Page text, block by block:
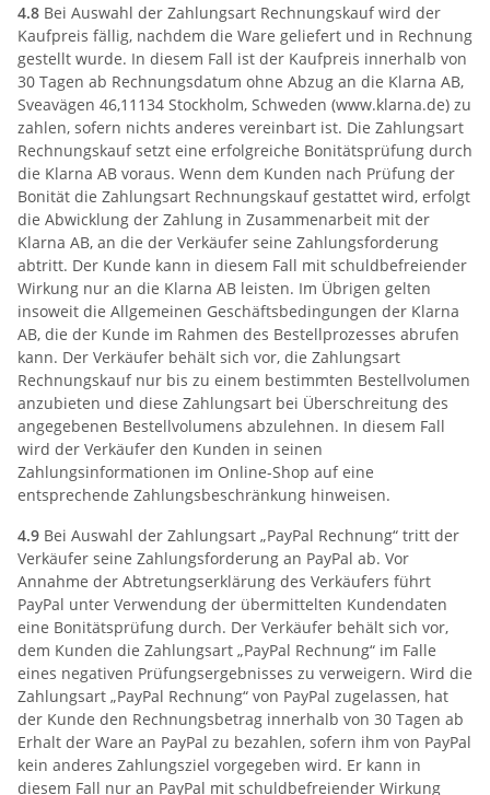
4.8 Bei Auswahl der Zahlungsart Rechnungskauf wird der
Kaufpreis fällig, nachdem die Ware geliefert und in Rechnung
gestellt wurde. In diesem Fall ist der Kaufpreis innerhalb von
30 Tagen ab Rechnungsdatum ohne Abzug an die Klarna AB,
Sveavägen 46,11134 Stockholm, Schweden (www.klarna.de) zu
zahlen, sofern nichts anderes vereinbart ist. Die Zahlungsart
Rechnungskauf setzt eine erfolgreiche Bonitätsprüfung durch
die Klarna AB voraus. Wenn dem Kunden nach Prüfung der
Bonität die Zahlungsart Rechnungskauf gestattet wird, erfolgt
die Abwicklung der Zahlung in Zusammenarbeit mit der
Klarna AB, an die der Verkäufer seine Zahlungsforderung
abtritt. Der Kunde kann in diesem Fall mit schuldbefreiender
Wirkung nur an die Klarna AB leisten. Im Übrigen gelten
insoweit die Allgemeinen Geschäftsbedingungen der Klarna
AB, die der Kunde im Rahmen des Bestellprozesses abrufen
kann. Der Verkäufer behält sich vor, die Zahlungsart
Rechnungskauf nur bis zu einem bestimmten Bestellvolumen
anzubieten und diese Zahlungsart bei Überschreitung des
angegebenen Bestellvolumens abzulehnen. In diesem Fall
wird der Verkäufer den Kunden in seinen
Zahlungsinformationen im Online-Shop auf eine
entsprechende Zahlungsbeschränkung hinweisen.
4.9 Bei Auswahl der Zahlungsart „PayPal Rechnung“ tritt der
Verkäufer seine Zahlungsforderung an PayPal ab. Vor
Annahme der Abtretungserklärung des Verkäufers führt
PayPal unter Verwendung der übermittelten Kundendaten
eine Bonitätsprüfung durch. Der Verkäufer behält sich vor,
dem Kunden die Zahlungsart „PayPal Rechnung“ im Falle
eines negativen Prüfungsergebnisses zu verweigern. Wird die
Zahlungsart „PayPal Rechnung“ von PayPal zugelassen, hat
der Kunde den Rechnungsbetrag innerhalb von 30 Tagen ab
Erhalt der Ware an PayPal zu bezahlen, sofern ihm von PayPal
kein anderes Zahlungsziel vorgegeben wird. Er kann in
diesem Fall nur an PayPal mit schuldbefreiender Wirkung